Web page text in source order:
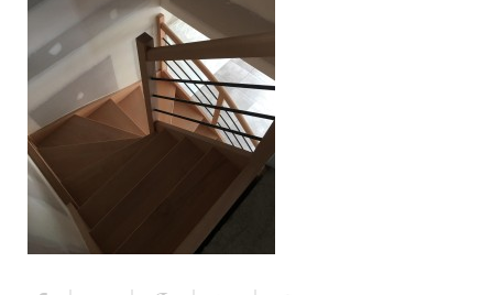
Escalier extérieur
Finitions pour escalier